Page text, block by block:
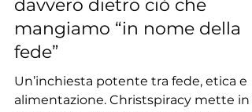
Christspiracy: cosa c’è
davvero dietro ciò che
mangiamo “in nome della
fede”